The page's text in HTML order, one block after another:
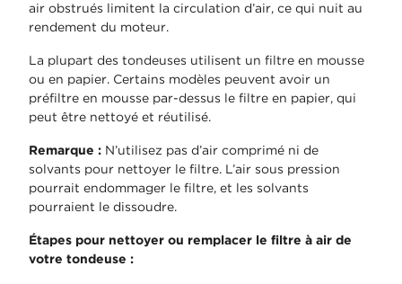
air obstrués limitent la circulation d’air, ce qui nuit au
rendement du moteur.
La plupart des tondeuses utilisent un filtre en mousse
ou en papier. Certains modèles peuvent avoir un
préfiltre en mousse par-dessus le filtre en papier, qui
peut être nettoyé et réutilisé.
Remarque : N’utilisez pas d’air comprimé ni de
solvants pour nettoyer le filtre. L’air sous pression
pourrait endommager le filtre, et les solvants
pourraient le dissoudre.
Étapes pour nettoyer ou remplacer le filtre à air de
votre tondeuse :